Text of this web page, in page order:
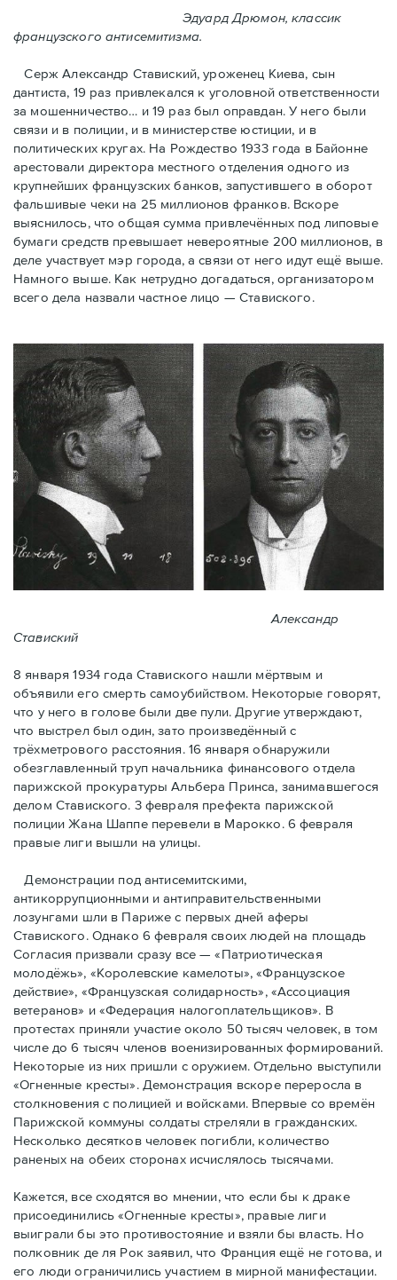
Эдуард Дрюмон, классик
французского антисемитизма.
Серж Александр Ставиский, уроженец Киева, сын
дантиста, 19 раз привлекался к уголовной ответственности
за мошенничество… и 19 раз был оправдан. У него были
связи и в полиции, и в министерстве юстиции, и в
политических кругах. На Рождество 1933 года в Байoнне
арестовали директора местного отделения одного из
крупнейших французских банков, запустившего в оборот
фальшивые чеки на 25 миллионов франков. Вскоре
выяснилось, что общая сумма привлечённых под липовые
бумаги средств превышает невероятные 200 миллионов, в
деле участвует мэр города, a связи от него идут ещё выше.
Намного выше. Как нетрудно догадаться, организатором
всего дела назвали частное лицо — Ставиского.
Александр
Ставиский
8 января 1934 года Ставиского нашли мёртвым и
объявили его смерть самоубийством. Некоторые говорят,
что у него в голове были две пули. Другие утверждают,
что выстрел был один, зато произведённый с
трёхметровoго расстояния. 16 января обнаружили
обезглавленный труп начальника финансового отдела
парижской прокуратуры Альбера Принса, занимавшегося
делом Cтавиского. 3 февраля префекта парижской
полиции Жана Шаппе перевели в Марокко. 6 февраля
правые лиги вышли на улицы.
Демонстрации под антисемитскими,
антикоррупционными и антиправительственными
лозунгами шли в Париже с первых дней аферы
Ставиского. Однако 6 февраля своих людей на площадь
Согласия призвали сразу все — «Патриотическая
молодёжь», «Королевские камелоты», «Французское
действие», «Французская солидарность», «Ассоциация
ветеранов» и «Федерация налогоплательщиков». В
протестах приняли участие около 50 тысяч человек, в том
числе до 6 тысяч членов военизированных формирований.
Некоторые из них пришли с оружием. Отдельно выступили
«Огненные кресты». Демонстрация вскоре переросла в
столкновения с полицией и войсками. Впервые со времён
Парижской коммуны солдаты стреляли в гражданских.
Несколько десятков человек погибли, количество
раненых на обеих сторонах исчислялось тысячами.
Кажется, все сходятся во мнении, что если бы к драке
присоединились «Огненные кресты», правые лиги
выиграли бы это противостояние и взяли бы власть. Но
полковник де ля Рок заявил, что Франция ещё не готова, и
его люди ограничились участием в мирной манифестации.